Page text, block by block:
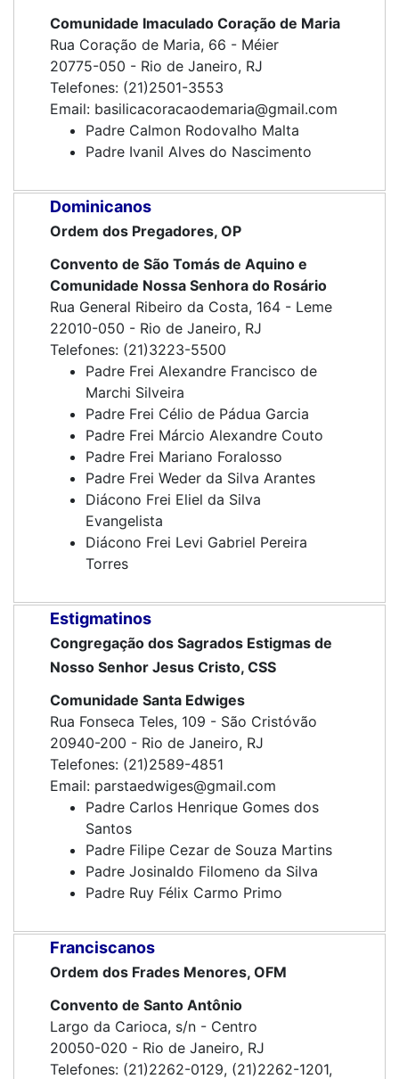
Comunidade Imaculado Coração de Maria
Rua Coração de Maria, 66 - Méier
20775-050 - Rio de Janeiro, RJ
Telefones: (21)2501-3553
Email: basilicacoracaodemaria@gmail.com
Padre Calmon Rodovalho Malta
Padre Ivanil Alves do Nascimento
Dominicanos
Ordem dos Pregadores, OP
Convento de São Tomás de Aquino e
Comunidade Nossa Senhora do Rosário
Rua General Ribeiro da Costa, 164 - Leme
22010-050 - Rio de Janeiro, RJ
Telefones: (21)3223-5500
Padre Frei Alexandre Francisco de
Marchi Silveira
Padre Frei Célio de Pádua Garcia
Padre Frei Márcio Alexandre Couto
Padre Frei Mariano Foralosso
Padre Frei Weder da Silva Arantes
Diácono Frei Eliel da Silva
Evangelista
Diácono Frei Levi Gabriel Pereira
Torres
Estigmatinos
Congregação dos Sagrados Estigmas de
Nosso Senhor Jesus Cristo, CSS
Comunidade Santa Edwiges
Rua Fonseca Teles, 109 - São Cristóvão
20940-200 - Rio de Janeiro, RJ
Telefones: (21)2589-4851
Email: parstaedwiges@gmail.com
Padre Carlos Henrique Gomes dos
Santos
Padre Filipe Cezar de Souza Martins
Padre Josinaldo Filomeno da Silva
Padre Ruy Félix Carmo Primo
Franciscanos
Ordem dos Frades Menores, OFM
Convento de Santo Antônio
Largo da Carioca, s/n - Centro
20050-020 - Rio de Janeiro, RJ
Telefones: (21)2262-0129, (21)2262-1201,